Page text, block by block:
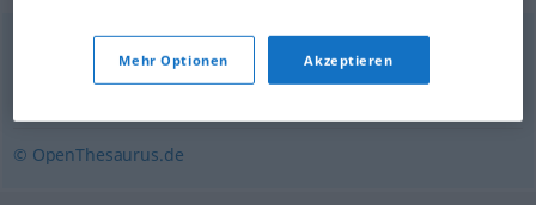
kriecherisch,servil (geh.),knechtisch
© OpenThesaurus.de
Mehr Optionen Akzeptieren